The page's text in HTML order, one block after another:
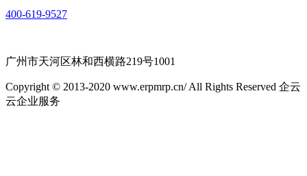
400-619-9527
广州市天河区林和西横路219号1001
Copyright © 2013-2020 www.erpmrp.cn/ All Rights Reserved 企云
云企业服务